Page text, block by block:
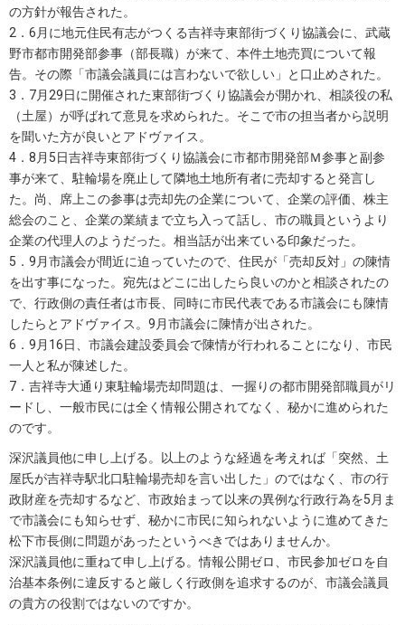
の方針が報告された。
2．6月に地元住民有志がつくる吉祥寺東部街づくり協議会に、武蔵
野市都市開発部参事（部長職）が来て、本件土地売買について報
告。その際「市議会議員には言わないで欲しい」と口止めされた。
3．7月29日に開催された東部街づくり協議会が開かれ、相談役の私
（土屋）が呼ばれて意見を求められた。そこで市の担当者から説明
を聞いた方が良いとアドヴァイス。
4．8月5日吉祥寺東部街づくり協議会に市都市開発部Ｍ参事と副参
事が来て、駐輪場を廃止して隣地土地所有者に売却すると発言し
た。尚、席上この参事は売却先の企業について、企業の評価、株主
総会のこと、企業の業績まで立ち入って話し、市の職員というより
企業の代理人のようだった。相当話が出来ている印象だった。
5．9月市議会が間近に迫っていたので、住民が「売却反対」の陳情
を出す事になった。宛先はどこに出したら良いのかと相談されたの
で、行政側の責任者は市長、同時に市民代表である市議会にも陳情
したらとアドヴァイス。9月市議会に陳情が出された。
6．9月16日、市議会建設委員会で陳情が行われることになり、市民
一人と私が陳述した。
7．吉祥寺大通り東駐輪場売却問題は、一握りの都市開発部職員がリ
ードし、一般市民には全く情報公開されてなく、秘かに進められた
のです。
深沢議員他に申し上げる。以上のような経過を考えれば「突然、土
屋氏が吉祥寺駅北口駐輪場売却を言い出した」のではなく、市の行
政財産を売却するなど、市政始まって以来の異例な行政行為を5月ま
で市議会にも知らせず、秘かに市民に知られないように進めてきた
松下市長側に問題があったというべきではありませんか。
深沢議員他に重ねて申し上げる。情報公開ゼロ、市民参加ゼロを自
治基本条例に違反すると厳しく行政側を追求するのが、市議会議員
の貴方の役割ではないのですか。